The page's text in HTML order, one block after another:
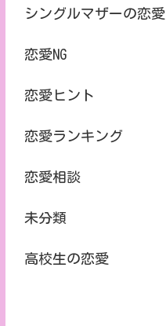
シングルマザーの恋愛
恋愛NG
恋愛ヒント
恋愛ランキング
恋愛相談
未分類
高校生の恋愛